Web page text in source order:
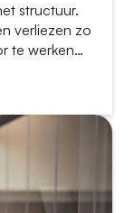
structuur.
verliezen zo
te werken